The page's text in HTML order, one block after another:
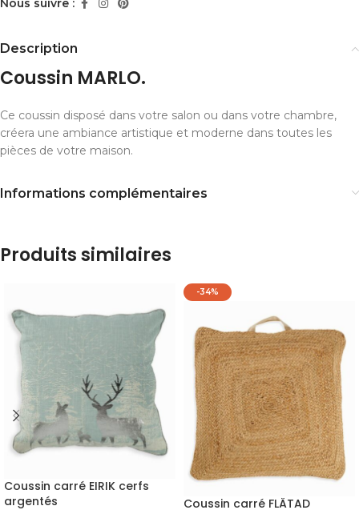
Nous suivre :
Description
Coussin MARLO.
Ce coussin disposé dans votre salon ou dans votre chambre,
créera une ambiance artistique et moderne dans toutes les
pièces de votre maison.
Informations complémentaires
Produits similaires
Coussin carré EIRIK cerfs
argentés
-34%
Coussin carré FLÄTAD